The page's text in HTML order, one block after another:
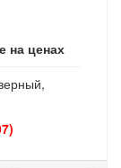
на ценах